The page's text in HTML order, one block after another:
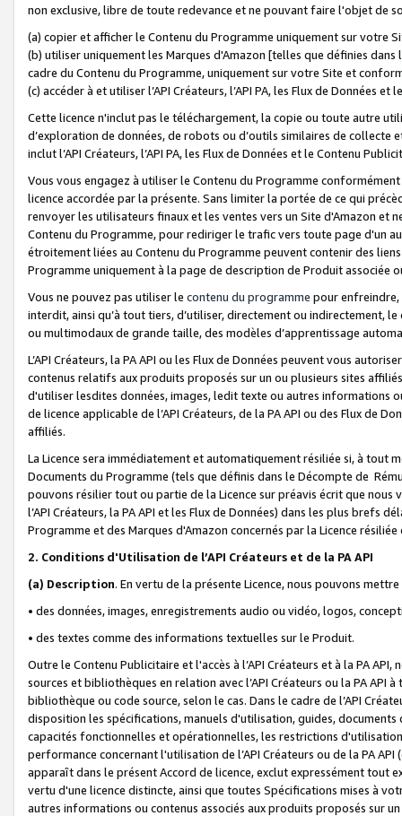
non exclusive, libre de toute redevance et ne pouvant faire l'objet de
(a) copier et afficher le Contenu du Programme uniquement sur votre
(b) utiliser uniquement les Marques d'Amazon [telles que définies dans
cadre du Contenu du Programme, uniquement sur votre Site et
(c) accéder à et utiliser l’API Créateurs, l’API PA, les Flux de Données
Cette licence n'inclut pas le téléchargement, la copie ou toute autre
d’exploration de données, de robots ou d’outils similaires de
inclut l’API Créateurs, l’API PA, les Flux de Données et le Contenu
Vous vous engagez à utiliser le Contenu du Programme
licence accordée par la présente. Sans limiter la portée de ce qui
renvoyer les utilisateurs finaux et les ventes vers un Site d'Amazon et
Contenu du Programme, pour rediriger le trafic vers toute page d'un
étroitement liées au Contenu du Programme peuvent contenir des
Programme uniquement à la page de description de Produit associée
Vous ne pouvez pas utiliser le contenu du programme pour
interdit, ainsi qu’à tout tiers, d’utiliser, directement ou indirectement,
ou multimodaux de grande taille, des modèles d’apprentissage
L’API Créateurs, la PA API ou les Flux de Données peuvent vous
contenus relatifs aux produits proposés sur un ou plusieurs sites
d'utiliser lesdites données, images, ledit texte ou autres informations
de licence applicable de l’API Créateurs, de la PA API ou des Flux de
affiliés.
La Licence sera immédiatement et automatiquement résiliée si, à
Documents du Programme (tels que définis dans le Décompte de
pouvons résilier tout ou partie de la Licence sur préavis écrit que
l’API Créateurs, la PA API et les Flux de Données) dans les plus
Programme et des Marques d'Amazon concernés par la Licence
2. Conditions d'Utilisation de l’API Créateurs et de la PA API
(a) Description. En vertu de la présente Licence, nous pouvons
• des données, images, enregistrements audio ou vidéo, logos,
• des textes comme des informations textuelles sur le Produit.
Outre le Contenu Publicitaire et l'accès à l’API Créateurs et à la PA
sources et bibliothèques en relation avec l’API Créateurs ou la PA
bibliothèque ou code source, selon le cas. Dans le cadre de l’API
disposition les spécifications, manuels d'utilisation, guides,
capacités fonctionnelles et opérationnelles, les restrictions
performance concernant l'utilisation de l’API Créateurs ou de la PA
apparaît dans le présent Accord de licence, exclut expressément tout
vertu d'une licence distincte, ainsi que toutes Spécifications mises à
autres informations ou contenus associés aux produits proposés sur